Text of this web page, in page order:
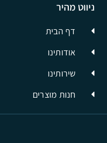
ניווט מהיר
דף הבית
אודותינו
שירותינו
חנות מוצרים